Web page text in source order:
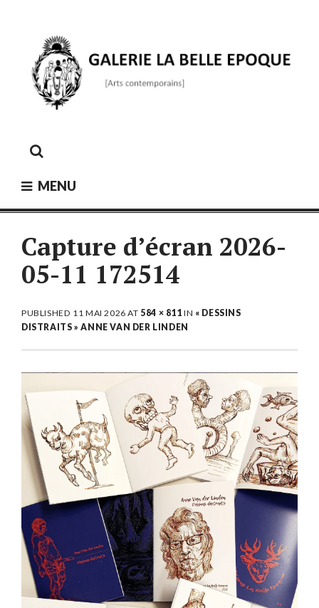
MENU
Capture d’écran 2026-
05-11 172514
PUBLISHED 11 MAI 2026 AT 584 × 811 IN « DESSINS
DISTRAITS » ANNE VAN DER LINDEN